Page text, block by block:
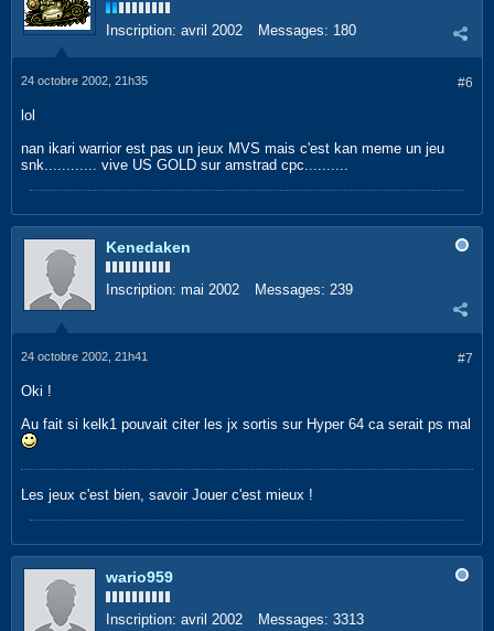
Inscription: avril 2002 Messages: 180
#6
24 octobre 2002, 21h35
lol
nan ikari warrior est pas un jeux MVS mais c'est kan meme un jeu
snk............ vive US GOLD sur amstrad cpc..........
Kenedaken
Inscription: mai 2002 Messages: 239
#7
24 octobre 2002, 21h41
Oki !
Au fait si kelk1 pouvait citer les jx sortis sur Hyper 64 ca serait ps mal
Les jeux c'est bien, savoir Jouer c'est mieux !
wario959
Inscription: avril 2002 Messages: 3313